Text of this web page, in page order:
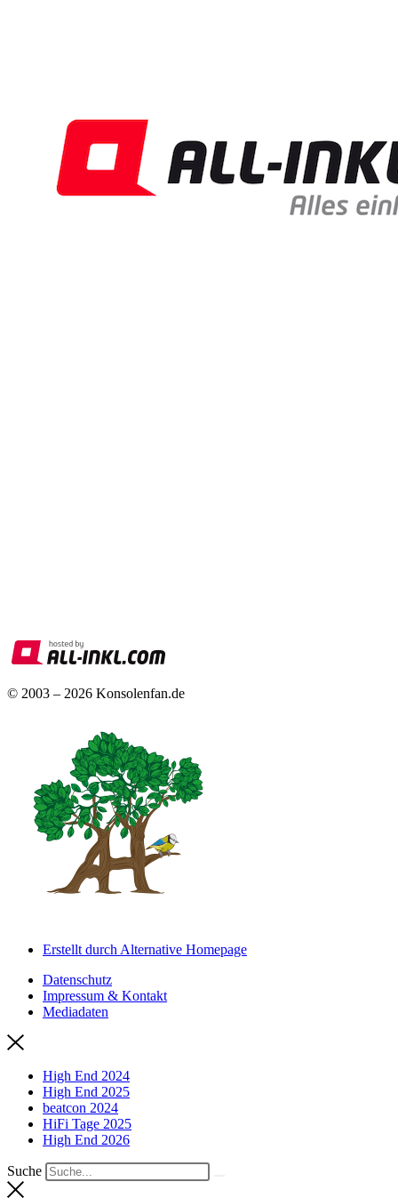
© 2003 – 2026 Konsolenfan.de
Erstellt durch Alternative Homepage
Datenschutz
Impressum & Kontakt
Mediadaten
High End 2024
High End 2025
beatcon 2024
HiFi Tage 2025
High End 2026
Suche